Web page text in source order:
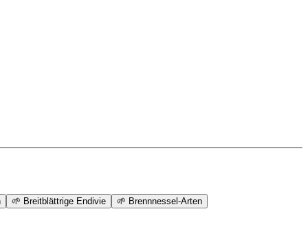
🌱 Breitblättrige Endivie 🌱 Brennnessel-Arten